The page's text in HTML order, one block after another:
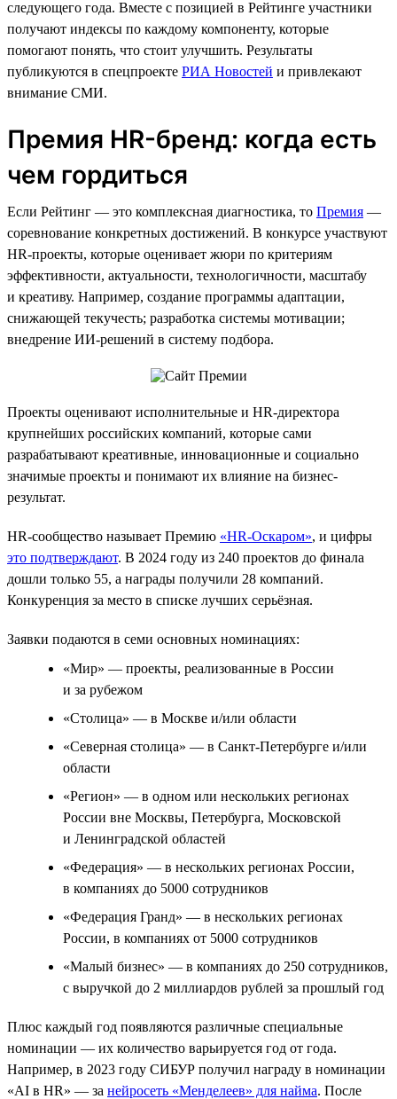
следующего года. Вместе с позицией в Рейтинге участники
получают индексы по каждому компоненту, которые
помогают понять, что стоит улучшить. Результаты
публикуются в спецпроекте РИА Новостей и привлекают
внимание СМИ.
Премия HR-бренд: когда есть
чем гордиться
Если Рейтинг — это комплексная диагностика, то Премия —
соревнование конкретных достижений. В конкурсе участвуют
HR-проекты, которые оценивает жюри по критериям
эффективности, актуальности, технологичности, масштабу
и креативу. Например, создание программы адаптации,
снижающей текучесть; разработка системы мотивации;
внедрение ИИ-решений в систему подбора.
Проекты оценивают исполнительные и HR-директора
крупнейших российских компаний, которые сами
разрабатывают креативные, инновационные и социально
значимые проекты и понимают их влияние на бизнес-
результат.
HR-сообщество называет Премию «HR-Оскаром», и цифры
это подтверждают. В 2024 году из 240 проектов до финала
дошли только 55, а награды получили 28 компаний.
Конкуренция за место в списке лучших серьёзная.
Заявки подаются в семи основных номинациях:
«Мир» — проекты, реализованные в России
и за рубежом
«Столица» — в Москве и/или области
«Северная столица» — в Санкт-Петербурге и/или
области
«Регион» — в одном или нескольких регионах
России вне Москвы, Петербурга, Московской
и Ленинградской областей
«Федерация» — в нескольких регионах России,
в компаниях до 5000 сотрудников
«Федерация Гранд» — в нескольких регионах
России, в компаниях от 5000 сотрудников
«Малый бизнес» — в компаниях до 250 сотрудников,
с выручкой до 2 миллиардов рублей за прошлый год
Плюс каждый год появляются различные специальные
номинации — их количество варьируется год от года.
Например, в 2023 году СИБУР получил награду в номинации
«AI в HR» — за нейросеть «Менделеев» для найма. После